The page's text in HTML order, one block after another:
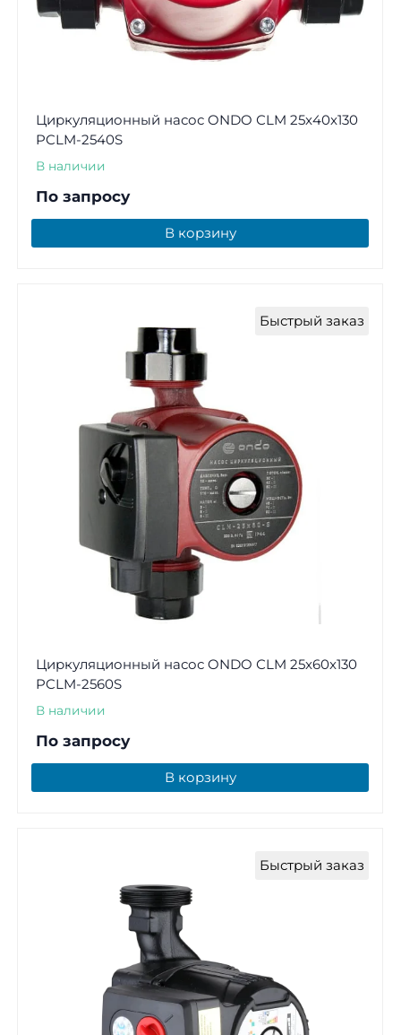
Циркуляционный насос ONDO СLM 25x40x130
PCLM-2540S
В наличии
По запросу
В корзину
Быстрый заказ
Циркуляционный насос ONDO СLM 25x60x130
PCLM-2560S
В наличии
По запросу
В корзину
Быстрый заказ